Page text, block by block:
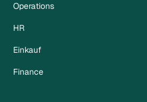
Operations
HR
Einkauf
Finance